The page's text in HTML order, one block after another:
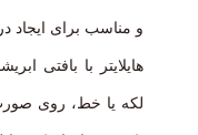
و مناسب برای
هایلایتر با بافتی
لکه یا خط، روی